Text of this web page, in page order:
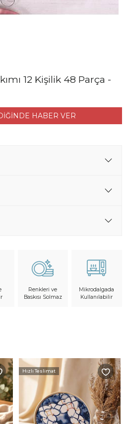
12 Kişilik 48 Parça -
HABER VER
Renkleri ve
Baskısı Solmaz
Mikrodalgada
Kullanılabilir
Hızlı Teslimat